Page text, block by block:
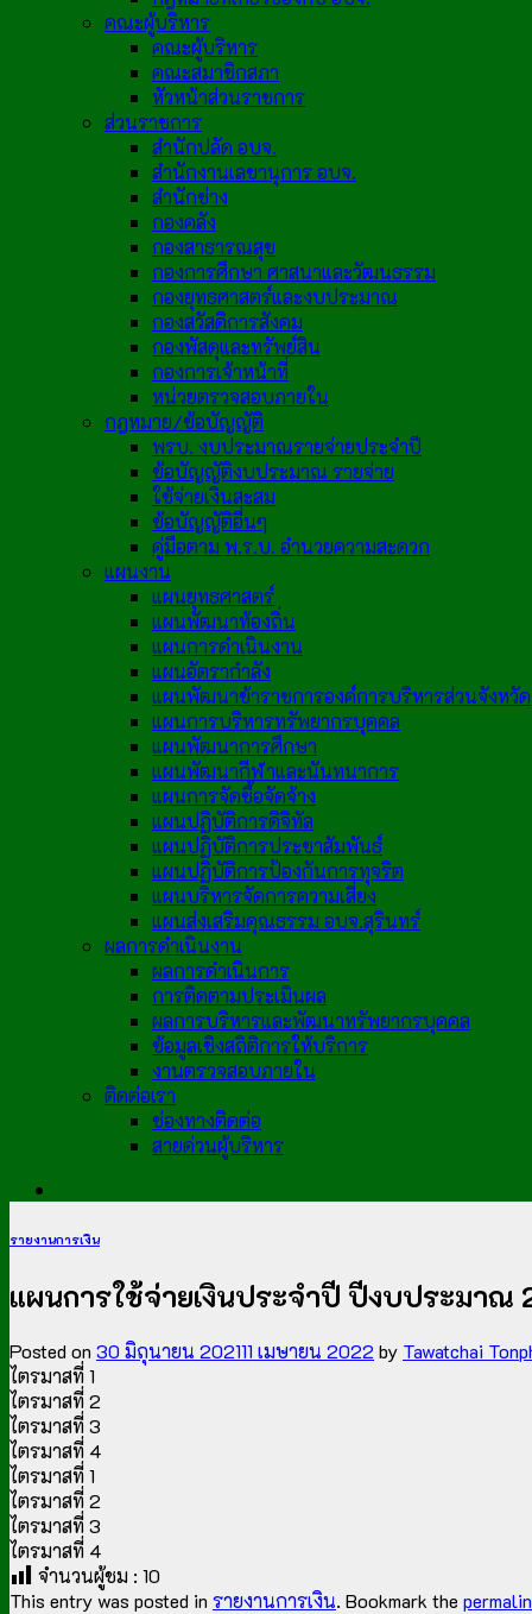
คณะผู้บริหาร
คณะผู้บริหาร
คณะสมาชิกสภา
หัวหน้าส่วนราชการ
ส่วนราชการ
สำนักปลัด อบจ.
สำนักงานเลขานุการ อบจ.
สำนักช่าง
กองคลัง
กองสาธารณสุข
กองการศึกษา ศาสนาและวัฒนธรรม
กองยุทธศาสตร์และงบประมาณ
กองสวัสดิการสังคม
กองพัสดุและทรัพย์สิน
กองการเจ้าหน้าที่
หน่วยตรวจสอบภายใน
กฎหมาย/ข้อบัญญัติ
พรบ. งบประมาณรายจ่ายประจำปี
ข้อบัญญัติงบประมาณ รายจ่าย
ใช้จ่ายเงินสะสม
ข้อบัญญัติอื่นๆ
คู่มือตาม พ.ร.บ. อำนวยความสะดวก
แผนงาน
แผนยุทธศาสตร์
แผนพัฒนาท้องถิ่น
แผนการดำเนินงาน
แผนอัตรากำลัง
แผนพัฒนาข้าราชการองค์การบริหารส่วนจังหวัด
แผนการบริหารทรัพยากรบุคคล
แผนพัฒนาการศึกษา
แผนพัฒนากีฬาและนันทนาการ
แผนการจัดซื้อจัดจ้าง
แผนปฏิบัติการดิจิทัล
แผนปฏิบัติการประชาสัมพันธ์
แผนปฏิบัติการป้องกันการทุจริต
แผนบริหารจัดการความเสี่ยง
แผนส่งเสริมคุณธรรม อบจ.สุรินทร์
ผลการดำเนินงาน
ผลการดำเนินการ
การติดตามประเมินผล
ผลการบริหารและพัฒนาทรัพยากรบุคคล
ข้อมูลเชิงสถิติการให้บริการ
งานตรวจสอบภายใน
ติดต่อเรา
ช่องทางติดต่อ
สายด่วนผู้บริหาร
รายงานการเงิน
แผนการใช้จ่ายเงินประจำปี ปีงบประมาณ
Posted on 30 มิถุนายน 202111 เมษายน 2022 by Tawatchai
ไตรมาสที่ 1
ไตรมาสที่ 2
ไตรมาสที่ 3
ไตรมาสที่ 4
ไตรมาสที่ 1
ไตรมาสที่ 2
ไตรมาสที่ 3
ไตรมาสที่ 4
จำนวนผู้ชม : 10
This entry was posted in รายงานการเงิน. Bookmark the